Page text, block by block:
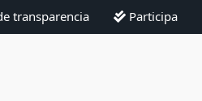
transparencia Participa